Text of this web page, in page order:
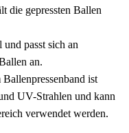
die gepressten Ballen
passt sich an
an.
ist
UV-Strahlen und kann
verwendet werden.